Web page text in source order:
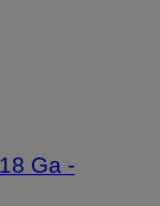
Ga -